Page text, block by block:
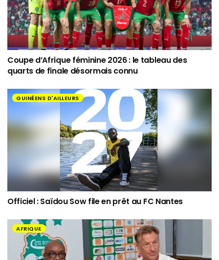
Coupe d’Afrique féminine 2026 : le tableau des
quarts de finale désormais connu
GUINÉENS D'AILLEURS
Officiel : Saïdou Sow file en prêt au FC Nantes
AFRIQUE